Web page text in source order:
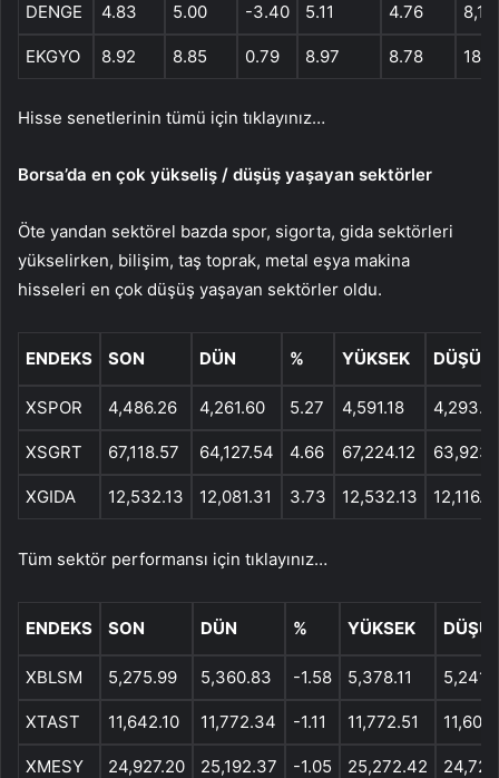
DENGE 4.83 5.00 -3.40 5.11 4.76
EKGYO 8.92 8.85 0.79 8.97 8.78
Hisse senetlerinin tümü için tıklayınız…
Borsa’da en çok yükseliş / düşüş yaşayan sektörler
Öte yandan sektörel bazda spor, sigorta, gida sektörleri
yükselirken, bilişim, taş toprak, metal eşya makina
hisseleri en çok düşüş yaşayan sektörler oldu.
ENDEKS SON DÜN % YÜKSEK DÜŞÜK
XSPOR 4,486.26 4,261.60 5.27 4,591.18
XSGRT 67,118.57 64,127.54 4.66 67,224.12
XGIDA 12,532.13 12,081.31 3.73 12,532.13
Tüm sektör performansı için tıklayınız…
ENDEKS SON DÜN % YÜKSEK
XBLSM 5,275.99 5,360.83 -1.58 5,378.11
XTAST 11,642.10 11,772.34 -1.11 11,772.51
XMESY 24,927.20 25,192.37 -1.05 25,272.42